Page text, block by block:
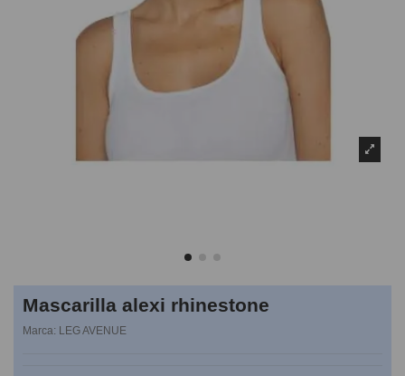
Mascarilla alexi rhinestone
Marca: LEG AVENUE